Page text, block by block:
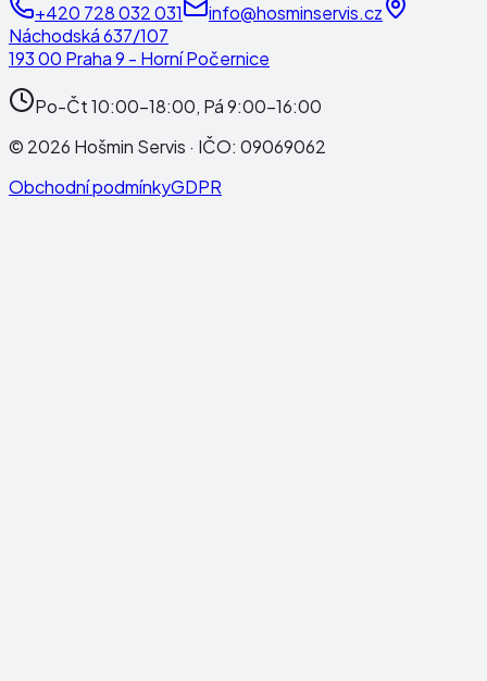
+420 728 032 031
info@hosminservis.cz
Náchodská 637/107
193 00 Praha 9 - Horní Počernice
Po-Čt 10:00-18:00, Pá 9:00-16:00
© 2026 Hošmin Servis · IČO: 09069062
Obchodní podmínkyGDPR